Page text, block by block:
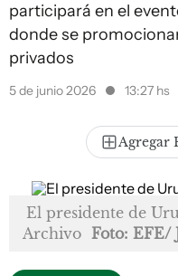
participará en el
donde se
privados
5 de junio 2026 13:27 hs
Agregar
El presidente de
Archivo Foto: EFE/